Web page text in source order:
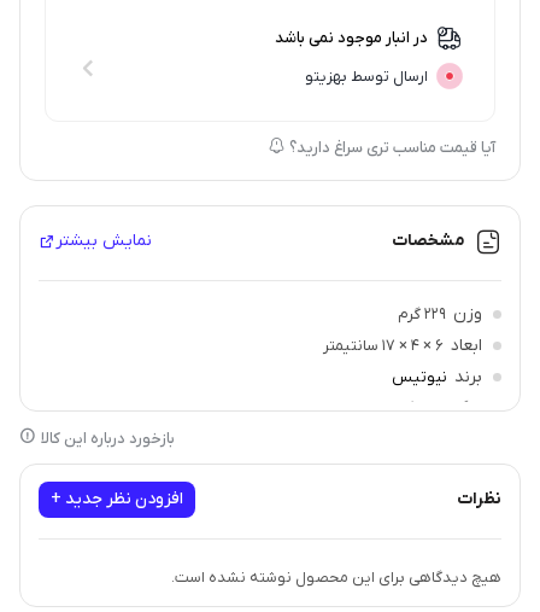
در انبار موجود نمی باشد
ارسال توسط بهزیتو
آیا قیمت مناسب تری سراغ دارید؟
مشخصات نمایش بیشتر
وزن 229 گرم
ابعاد 6 × 4 × 17 سانتیمتر
برند نیوتیس
رنگ بی رنگ
بازخورد درباره این کالا
نظرات افزودن نظر جدید +
هیچ دیدگاهی برای این محصول نوشته نشده است.